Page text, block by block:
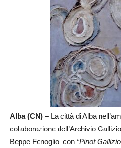
Alba (CN) – La città di Alba
collaborazione dell’Archivio
Beppe Fenoglio, con “Pinot